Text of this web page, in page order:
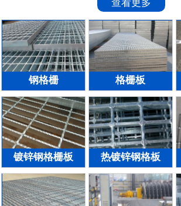
查看更多
钢格栅 格栅板
镀锌钢格栅板 热镀锌钢格板